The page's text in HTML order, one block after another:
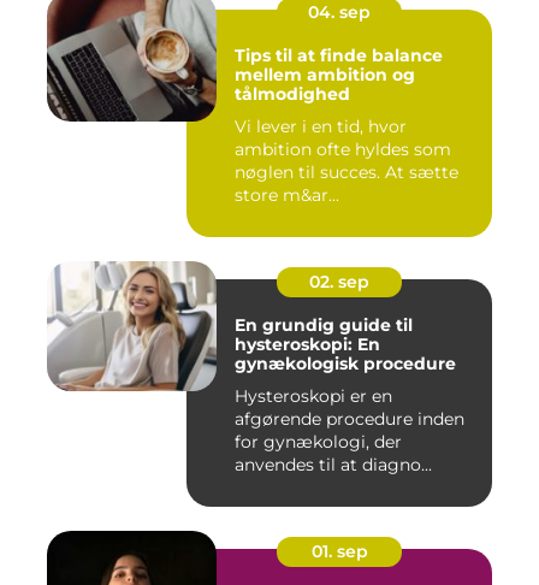
04. sep
Tips til at finde balance
mellem ambition og
tålmodighed
Vi lever i en tid, hvor
ambition ofte hyldes som
nøglen til succes. At sætte
store m&ar...
02. sep
En grundig guide til
hysteroskopi: En
gynækologisk procedure
Hysteroskopi er en
afgørende procedure inden
for gynækologi, der
anvendes til at diagno...
01. sep